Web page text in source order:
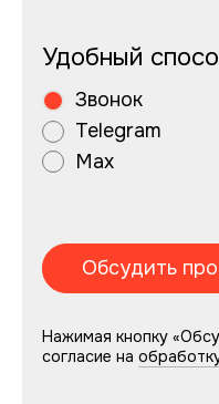
Удобный
Звонок
Telegram
Max
Нажимая кнопку
согласие на